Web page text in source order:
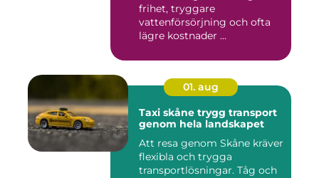
frihet, tryggare
vattenförsörjning och ofta
lägre kostnader ...
01. aug
Taxi skåne trygg transport
genom hela landskapet
Att resa genom Skåne kräver
flexibla och trygga
transportlösningar. Tåg och